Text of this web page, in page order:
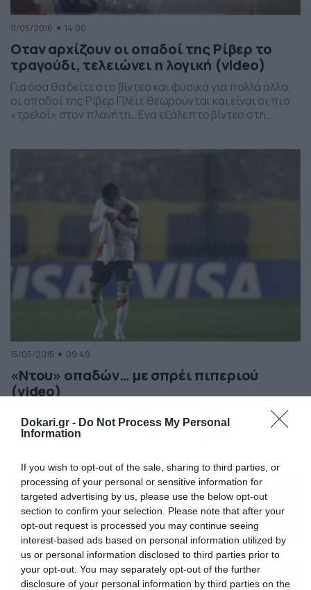
Dokari.gr - Do Not Process My Personal
Information
If you wish to opt-out of the sale, sharing to third parties, or
processing of your personal or sensitive information for
targeted advertising by us, please use the below opt-out
section to confirm your selection. Please note that after your
opt-out request is processed you may continue seeing
interest-based ads based on personal information utilized by
us or personal information disclosed to third parties prior to
your opt-out. You may separately opt-out of the further
disclosure of your personal information by third parties on the
11/05/2016 14:00
Οταν αρχίζουν οι οπαδοί της Ρίβερ το
τραγούδι, τελειώνει η λογική (video)
Για όσα θα δείτε στο βίντεο και φυσικά για πολλά άλλα,
οι οπαδοί της Ρίβερ Πλέιτ θεωρούνται και είναι οι πιο
«τρελοί» στον πλανήτη… Ενα εξάλεπτο βίντεο στη
15/05/2015 09:49
«Ντου» οπαδών… με σπρέι πιπεριού
(video)
επαναληπτικός ανάμεσα στην Μπόκα Τζούνιορς και την
Ρίβερ Πλέιτ για τους «16» του Κόπα Λιμπερταδόρες, δεν
διαβάσατε! Με το που βγήκαν οι παίκτες της Ρίβερ από
τα αποδυτήρια του «Μπομπονέρα» για την έναρξη του
δευτέρου ημιχρόνου, οι οπαδοί των γηπεδούχων τους
[…]